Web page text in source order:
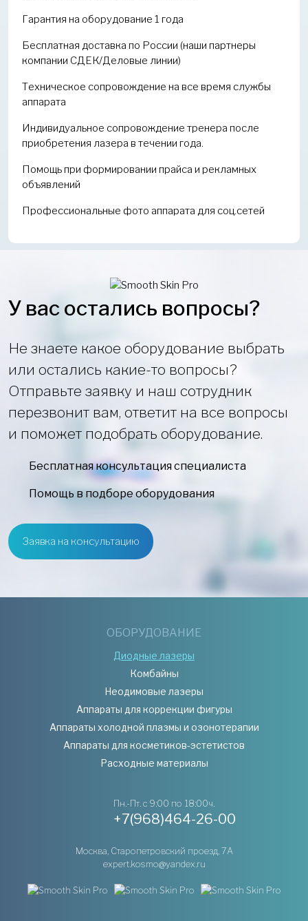
Гарантия на оборудование 1 года
Бесплатная доставка по России (наши партнеры
компании СДЕК/Деловые линии)
Техническое сопровождение на все время службы
аппарата
Индивидуальное сопровождение тренера после
приобретения лазера в течении года.
Помощь при формировании прайса и рекламных
объявлений
Профессиональные фото аппарата для соц.сетей
У вас остались вопросы?
Не знаете какое оборудование выбрать
или остались какие-то вопросы?
Отправьте заявку и наш сотрудник
перезвонит вам, ответит на все вопросы
и поможет подобрать оборудование.
Бесплатная консультация специалиста
Помощь в подборе оборудования
Заявка на консультацию
ОБОРУДОВАНИЕ
Диодные лазеры
Комбайны
Неодимовые лазеры
Аппараты для коррекции фигуры
Аппараты холодной плазмы и озонотерапии
Аппараты для косметиков-эстетистов
Расходные материалы
Пн.-Пт. с 9:00 по 18:00ч.
+7(968)464-26-00
Москва, Старопетровский проезд, 7А
expert.kosmo@yandex.ru